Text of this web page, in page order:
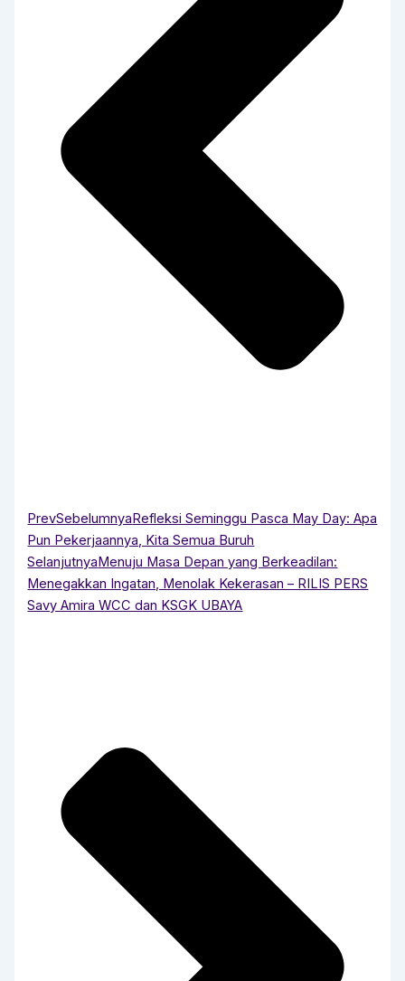
PrevSebelumnyaRefleksi Seminggu Pasca May Day: Apa
Pun Pekerjaannya, Kita Semua Buruh
SelanjutnyaMenuju Masa Depan yang Berkeadilan:
Menegakkan Ingatan, Menolak Kekerasan – RILIS PERS
Savy Amira WCC dan KSGK UBAYA